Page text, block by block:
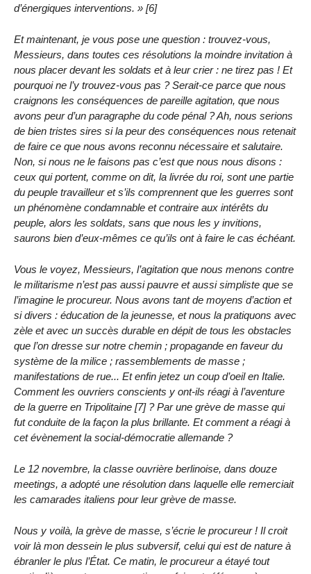
d’énergiques interventions. » [6]
Et maintenant, je vous pose une question : trouvez-vous,
Messieurs, dans toutes ces résolutions la moindre invitation à
nous placer devant les soldats et à leur crier : ne tirez pas ! Et
pourquoi ne l’y trouvez-vous pas ? Serait-ce parce que nous
craignons les conséquences de pareille agitation, que nous
avons peur d’un paragraphe du code pénal ? Ah, nous serions
de bien tristes sires si la peur des conséquences nous retenait
de faire ce que nous avons reconnu nécessaire et salutaire.
Non, si nous ne le faisons pas c’est que nous nous disons :
ceux qui portent, comme on dit, la livrée du roi, sont une partie
du peuple travailleur et s’ils comprennent que les guerres sont
un phénomène condamnable et contraire aux intérêts du
peuple, alors les soldats, sans que nous les y invitions,
saurons bien d’eux-mêmes ce qu’ils ont à faire le cas échéant.
Vous le voyez, Messieurs, l’agitation que nous menons contre
le militarisme n’est pas aussi pauvre et aussi simpliste que se
l’imagine le procureur. Nous avons tant de moyens d’action et
si divers : éducation de la jeunesse, et nous la pratiquons avec
zèle et avec un succès durable en dépit de tous les obstacles
que l’on dresse sur notre chemin ; propagande en faveur du
système de la milice ; rassemblements de masse ;
manifestations de rue... Et enfin jetez un coup d’oeil en Italie.
Comment les ouvriers conscients y ont-ils réagi à l’aventure
de la guerre en Tripolitaine [7] ? Par une grève de masse qui
fut conduite de la façon la plus brillante. Et comment a réagi à
cet évènement la social-démocratie allemande ?
Le 12 novembre, la classe ouvrière berlinoise, dans douze
meetings, a adopté une résolution dans laquelle elle remerciait
les camarades italiens pour leur grève de masse.
Nous y voilà, la grève de masse, s’écrie le procureur ! Il croit
voir là mon dessein le plus subversif, celui qui est de nature à
ébranler le plus l’État. Ce matin, le procureur a étayé tout